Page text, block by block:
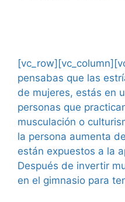
pensabas que las
de mujeres, estás en
personas que
musculación o
la persona aumenta
están expuestos a la
Después de invertir
en el gimnasio para